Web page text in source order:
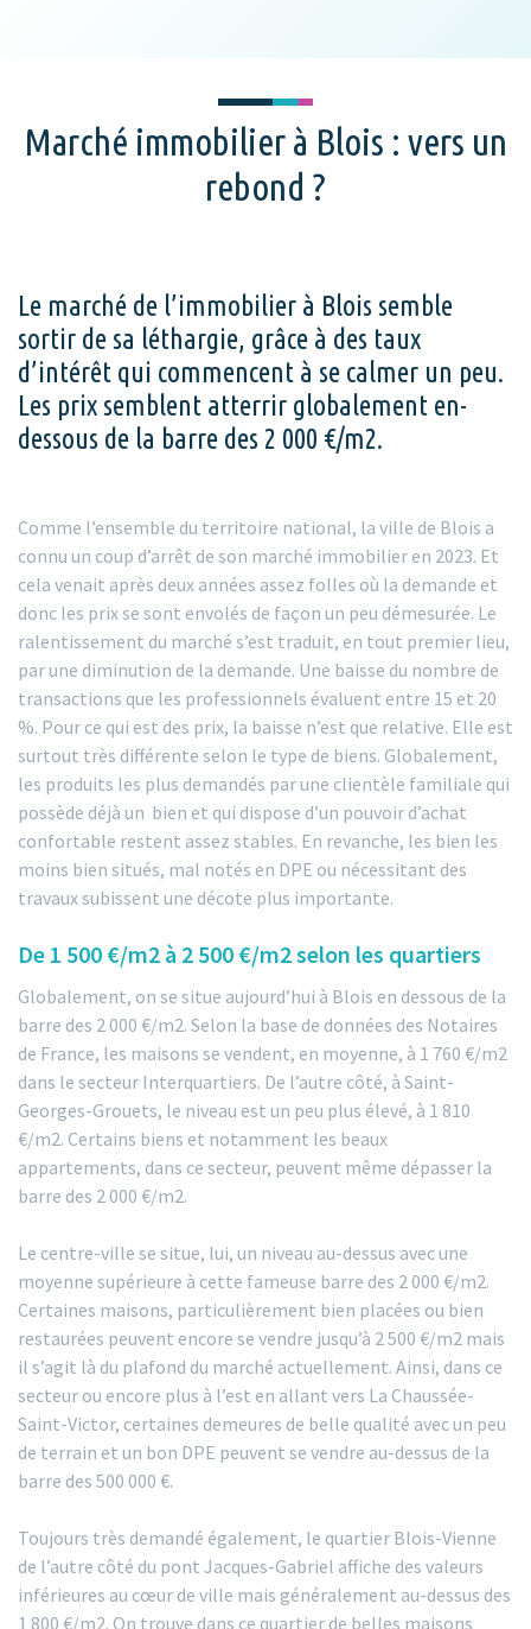
Marché immobilier à Blois : vers un
rebond ?
Le marché de l’immobilier à Blois semble
sortir de sa léthargie, grâce à des taux
d’intérêt qui commencent à se calmer un peu.
Les prix semblent atterrir globalement en-
dessous de la barre des 2 000 €/m2.
Comme l’ensemble du territoire national, la ville de Blois a
connu un coup d’arrêt de son marché immobilier en 2023. Et
cela venait après deux années assez folles où la demande et
donc les prix se sont envolés de façon un peu démesurée. Le
ralentissement du marché s’est traduit, en tout premier lieu,
par une diminution de la demande. Une baisse du nombre de
transactions que les professionnels évaluent entre 15 et 20
%. Pour ce qui est des prix, la baisse n’est que relative. Elle est
surtout très différente selon le type de biens. Globalement,
les produits les plus demandés par une clientèle familiale qui
possède déjà un bien et qui dispose d’un pouvoir d’achat
confortable restent assez stables. En revanche, les bien les
moins bien situés, mal notés en DPE ou nécessitant des
travaux subissent une décote plus importante.
De 1 500 €/m2 à 2 500 €/m2 selon les quartiers
Globalement, on se situe aujourd’hui à Blois en dessous de la
barre des 2 000 €/m2. Selon la base de données des Notaires
de France, les maisons se vendent, en moyenne, à 1 760 €/m2
dans le secteur Interquartiers. De l’autre côté, à Saint-
Georges-Grouets, le niveau est un peu plus élevé, à 1 810
€/m2. Certains biens et notamment les beaux
appartements, dans ce secteur, peuvent même dépasser la
barre des 2 000 €/m2.
Le centre-ville se situe, lui, un niveau au-dessus avec une
moyenne supérieure à cette fameuse barre des 2 000 €/m2.
Certaines maisons, particulièrement bien placées ou bien
restaurées peuvent encore se vendre jusqu’à 2 500 €/m2 mais
il s’agit là du plafond du marché actuellement. Ainsi, dans ce
secteur ou encore plus à l’est en allant vers La Chaussée-
Saint-Victor, certaines demeures de belle qualité avec un peu
de terrain et un bon DPE peuvent se vendre au-dessus de la
barre des 500 000 €.
Toujours très demandé également, le quartier Blois-Vienne
de l’autre côté du pont Jacques-Gabriel affiche des valeurs
inférieures au cœur de ville mais généralement au-dessus des
1 800 €/m2. On trouve dans ce quartier de belles maisons